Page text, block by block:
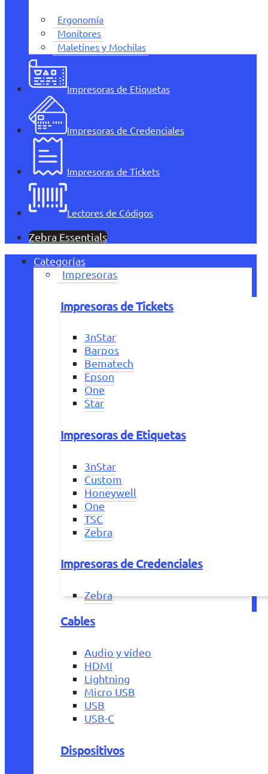
Ergonomía
Monitores
Maletines y Mochilas
Impresoras de Etiquetas
Impresoras de Credenciales
Impresoras de Tickets
Lectores de Códigos
Zebra Essentials
Categorías
Impresoras
Impresoras de Tickets
3nStar
Barpos
Bematech
Epson
One
Star
Impresoras de Etiquetas
3nStar
Custom
Honeywell
One
TSC
Zebra
Impresoras de Credenciales
Zebra
Cables
Audio y vídeo
HDMI
Lightning
Micro USB
USB
USB-C
Dispositivos